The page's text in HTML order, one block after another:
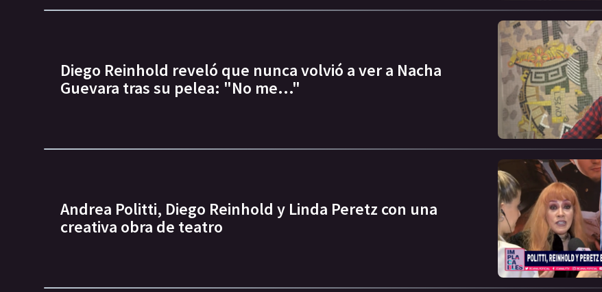
Diego Reinhold reveló que nunca volvió a ver a Nacha
Guevara tras su pelea: "No me..."
Andrea Politti, Diego Reinhold y Linda Peretz con una
creativa obra de teatro